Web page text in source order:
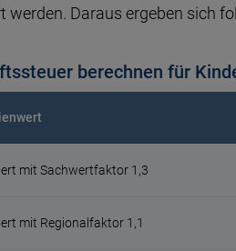
werden. Daraus er­ge­ben sich
berechnen für
mit Sachwertfaktor 1,3
mit Regionalfaktor 1,1